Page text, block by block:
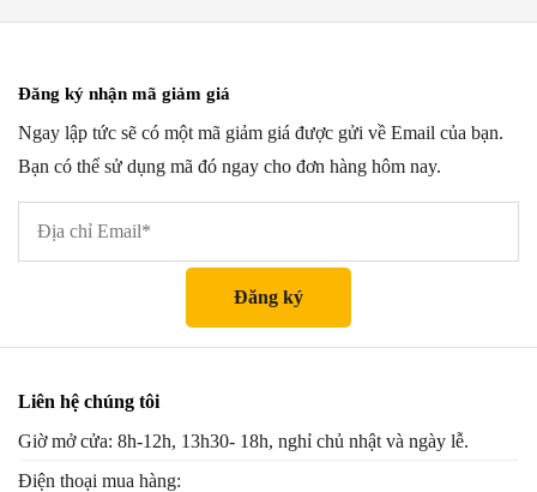
Đăng ký nhận mã giảm giá
Ngay lập tức sẽ có một mã giảm giá được gửi về Email của bạn.
Bạn có thể sử dụng mã đó ngay cho đơn hàng hôm nay.
Liên hệ chúng tôi
Giờ mở cửa: 8h-12h, 13h30- 18h, nghỉ chủ nhật và ngày lễ.
Điện thoại mua hàng: